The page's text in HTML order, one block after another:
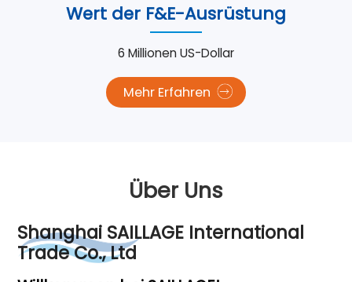
Wert der F&E-Ausrüstung
6 Millionen US-Dollar
Mehr Erfahren
Über Uns
Shanghai SAILLAGE International
Trade Co., Ltd